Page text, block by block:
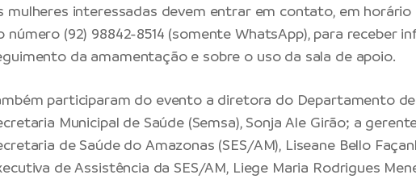
mulheres interessadas devem entrar em contato, em horário
número (92) 98842-8514 (somente WhatsApp), para receber
da amamentação e sobre o uso da sala de apoio.
participaram do evento a diretora do Departamento
Municipal de Saúde (Semsa), Sonja Ale Girão; a
de Saúde do Amazonas (SES/AM), Liseane Bello
de Assistência da SES/AM, Liege Maria Rodrigues